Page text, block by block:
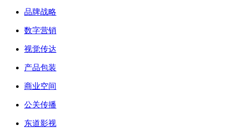
品牌战略
数字营销
视觉传达
产品包装
商业空间
公关传播
东道影视